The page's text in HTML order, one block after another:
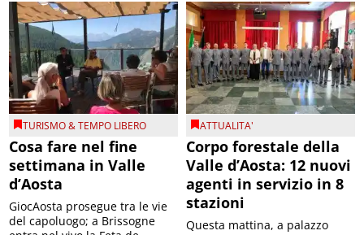
TURISMO & TEMPO LIBERO
Cosa fare nel fine
settimana in Valle
d’Aosta
GiocAosta prosegue tra le vie
del capoluogo; a Brissogne
ATTUALITA'
Corpo forestale della
Valle d’Aosta: 12 nuovi
agenti in servizio in 8
stazioni
Questa mattina, a palazzo